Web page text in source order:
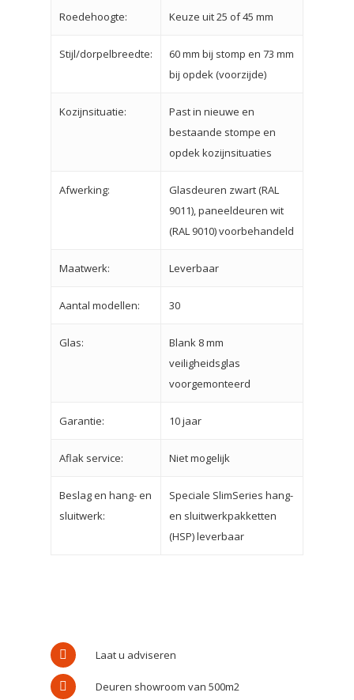
Roedehoogte: Keuze uit 25 of 45 mm
Stijl/dorpelbreedte:
60 mm bij stomp en 73 mm
bij opdek (voorzijde)
Kozijnsituatie:
Past in nieuwe en
bestaande stompe en
opdek kozijnsituaties
Afwerking:
Glasdeuren zwart (RAL
9011), paneeldeuren wit
(RAL 9010) voorbehandeld
Maatwerk: Leverbaar
Aantal modellen: 30
Glas:
Blank 8 mm
veiligheidsglas
voorgemonteerd
Garantie: 10 jaar
Aflak service: Niet mogelijk
Beslag en hang- en
sluitwerk:
Speciale SlimSeries hang-
en sluitwerkpakketten
(HSP) leverbaar
Laat u adviseren
Deuren showroom van 500m2